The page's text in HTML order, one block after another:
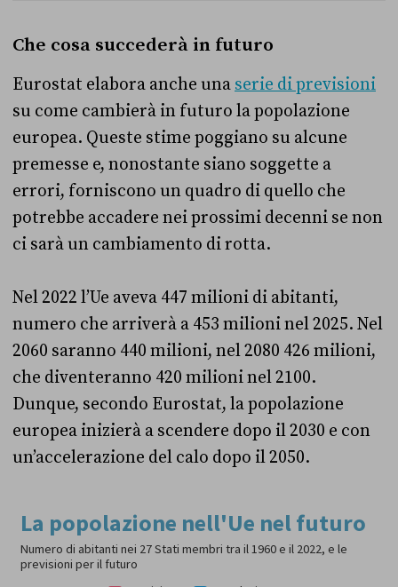
Che cosa succederà in futuro
Eurostat elabora anche una serie di previsioni
su come cambierà in futuro la popolazione
europea. Queste stime poggiano su alcune
premesse e, nonostante siano soggette a
errori, forniscono un quadro di quello che
potrebbe accadere nei prossimi decenni se non
ci sarà un cambiamento di rotta.
Nel 2022 l’Ue aveva 447 milioni di abitanti,
numero che arriverà a 453 milioni nel 2025. Nel
2060 saranno 440 milioni, nel 2080 426 milioni,
che diventeranno 420 milioni nel 2100.
Dunque, secondo Eurostat, la popolazione
europea inizierà a scendere dopo il 2030 e con
un’accelerazione del calo dopo il 2050.